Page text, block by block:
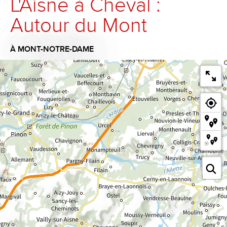
L'Aisne à Cheval :
Autour du Mont
À MONT-NOTRE-DAME